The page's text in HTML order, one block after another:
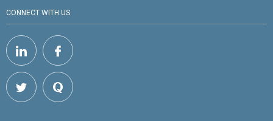
CONNECT WITH US